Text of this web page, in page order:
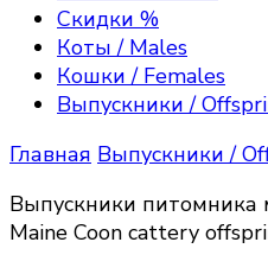
Excellence,
породы мейн—кун,
получить полезную
содержании,
котёнка породы мейн
Скидки %
Коты / Males
Кошки / Females
Выпускники /
Главная Выпускники /
Выпускники питомника
Maine Coon cattery